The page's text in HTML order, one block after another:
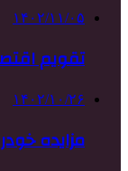
۱۴۰۲/۱۱/۰۵
تقویم
۱۴۰۲/۱۰/۲۶
مزایده